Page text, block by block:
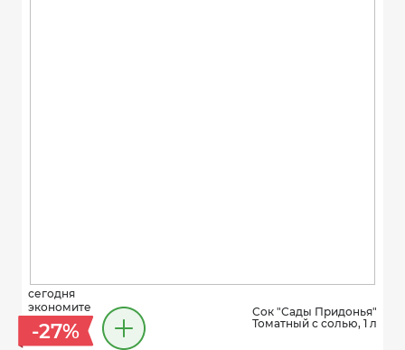
сегодня
экономите
-27%
Сок "Сады Придонья"
Томатный с солью, 1 л